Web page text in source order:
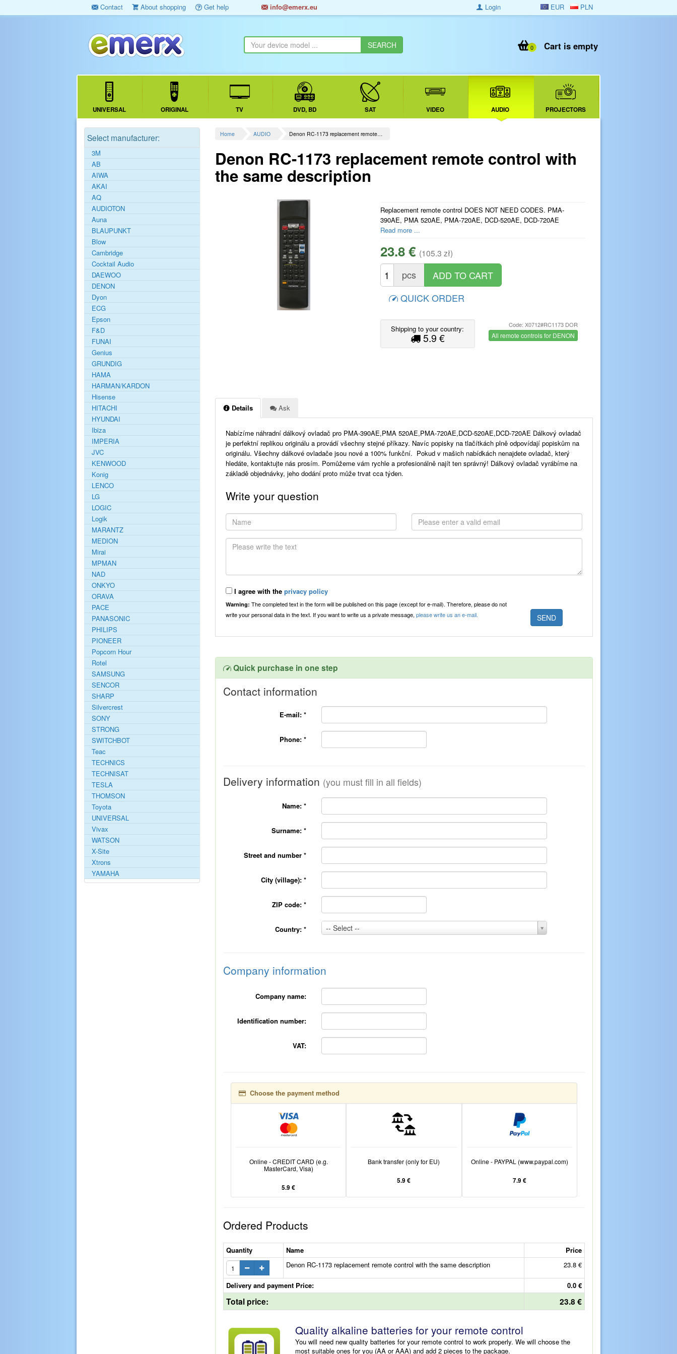
Contact About shopping Get help info@emerx.eu EUR PLN
Login
Cart is empty
0
UNIVERSAL ORIGINAL TV DVD, BD SAT VIDEO AUDIO PROJECTORS
Home AUDIO Denon RC-1173 replacement remote…
Denon RC-1173 replacement remote control with
the same description
Replacement remote control DOES NOT NEED CODES. PMA-
390AE, PMA 520AE, PMA-720AE, DCD-520AE, DCD-720AE
Read more ...
23.8 € (105.3 zł)
pcs
QUICK ORDER
Shipping to your country:
5.9 €
Code: X0712#RC1173 DOR
All remote controls for DENON
Details Ask
Nabízíme náhradní dálkový ovladač pro PMA-390AE,PMA 520AE,PMA-720AE,DCD-520AE,DCD-720AE Dálkový ovladač
je perfektní replikou originálu a provádí všechny stejné příkazy. Navíc popisky na tlačítkách plně odpovídají popiskům na
originálu. Všechny dálkové ovladače jsou nové a 100% funkční. Pokud v mašich nabídkách nenajdete ovladač, který
hledáte, kontaktujte nás prosím. Pomůžeme vám rychle a profesionálně najít ten správný! Dálkový ovladač vyrábíme na
základě objednávky, jeho dodání proto může trvat cca týden.
Write your question
I agree with the privacy policy
Warning: The completed text in the form will be published on this page (except for e-mail). Therefore, please do not
write your personal data in the text. If you want to write us a private message,please write us an e-mail.
Quick purchase in one step
Contact information
E-mail: *
Phone: *
Delivery information (you must fill in all fields)
Name: *
Surname: *
Street and number *
City (village): *
ZIP code: *
Country: * -- Select --
Country:
*
Company information
Company name:
Identification number:
VAT:
Choose the payment method
Online - CREDIT CARD (e.g.
MasterCard, Visa)
5.9 €
Bank transfer (only for EU)
5.9 €
Online - PAYPAL (www.paypal.com)
7.9 €
Ordered Products
Quantity Name
Price
Denon RC-1173 replacement remote control with the same description
23.8 €
Delivery and payment Price: 0.0 €
Total price: 23.8 €
Quality alkaline batteries for your remote control
You will need new quality batteries for your remote control to work properly. We will choose the
most suitable ones for you (AA or AAA) and add 2 pieces to the package.
Select manufacturer:
3M
AB
AIWA
AKAI
AQ
AUDIOTON
Auna
BLAUPUNKT
Blow
Cambridge
Cocktail Audio
DAEWOO
DENON
Dyon
ECG
Epson
F&D
FUNAI
Genius
GRUNDIG
HAMA
HARMAN/KARDON
Hisense
HITACHI
HYUNDAI
Ibiza
IMPERIA
JVC
KENWOOD
Konig
LENCO
LG
LOGIC
Logik
MARANTZ
MEDION
Mirai
MPMAN
NAD
ONKYO
ORAVA
PACE
PANASONIC
PHILIPS
PIONEER
Popcorn Hour
Rotel
SAMSUNG
SENCOR
SHARP
Silvercrest
SONY
STRONG
SWITCHBOT
Teac
TECHNICS
TECHNISAT
TESLA
THOMSON
Toyota
UNIVERSAL
Vivax
WATSON
X-Site
Xtrons
YAMAHA